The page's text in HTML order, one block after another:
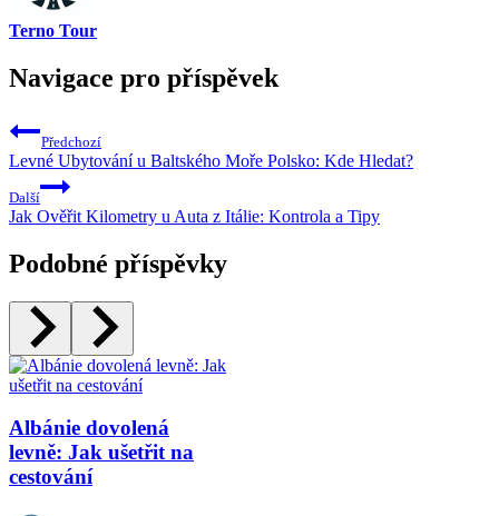
Terno Tour
Navigace pro příspěvek
Předchozí
Levné Ubytování u Baltského Moře Polsko: Kde Hledat?
Další
Jak Ověřit Kilometry u Auta z Itálie: Kontrola a Tipy
Podobné příspěvky
Albánie dovolená
levně: Jak ušetřit na
cestování